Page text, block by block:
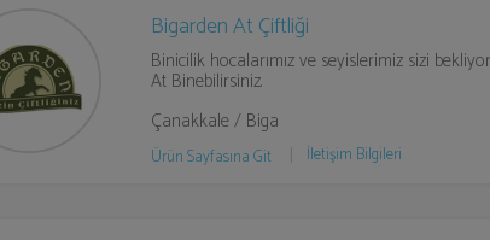
Bigarden At Çiftliği
Binicilik hocalarımız ve seyislerimiz sizi
At Binebilirsiniz.
Çanakkale / Biga
Ürün Sayfasına Git İletişim Bilgileri